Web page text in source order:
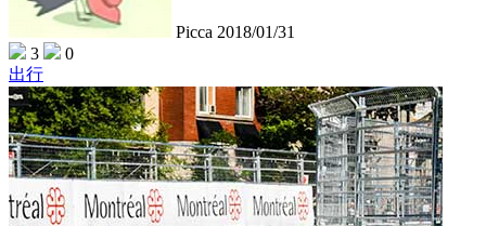
Picca 2018/01/31
3
0
出行